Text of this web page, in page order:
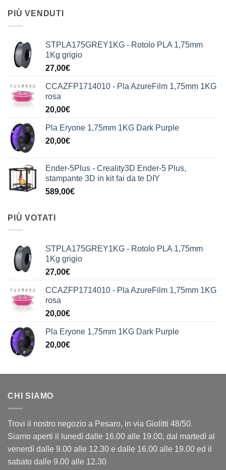
PIÙ VENDUTI
STPLA175GREY1KG - Rotolo PLA 1,75mm
1Kg grigio
27,00€
CCAZFP1714010 - Pla AzureFilm 1,75mm 1KG
rosa
20,00€
Pla Eryone 1,75mm 1KG Dark Purple
20,00€
Ender-5Plus - Creality3D Ender-5 Plus,
stampante 3D in kit fai da te DIY
589,00€
PIÙ VOTATI
STPLA175GREY1KG - Rotolo PLA 1,75mm
1Kg grigio
27,00€
CCAZFP1714010 - Pla AzureFilm 1,75mm 1KG
rosa
20,00€
Pla Eryone 1,75mm 1KG Dark Purple
20,00€
CHI SIAMO
Trovi il nostro negozio a Pesaro, in via Giolitti 48/50.
Siamo aperti il lunedì dalle 16.00 alle 19.00, dal martedì al
venerdì dalle 9.00 alle 12.30 e dalle 16.00 alle 19.00 ed il
sabato dalle 9.00 alle 12.30